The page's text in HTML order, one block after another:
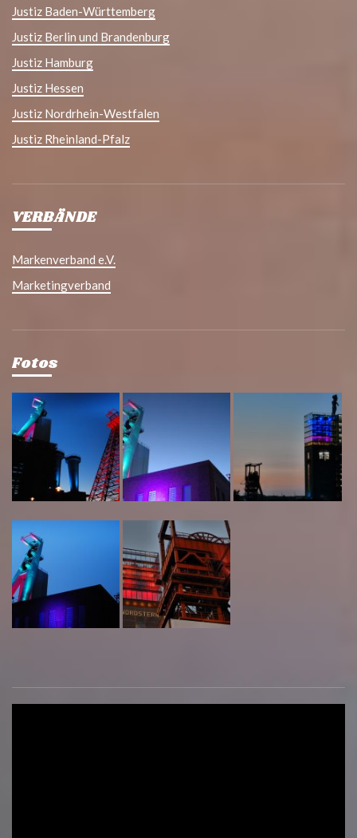
Justiz Baden-Württemberg
Justiz Berlin und Brandenburg
Justiz Hamburg
Justiz Hessen
Justiz Nordrhein-Westfalen
Justiz Rheinland-Pfalz
VERBÄNDE
Markenverband e.V.
Marketingverband
Fotos